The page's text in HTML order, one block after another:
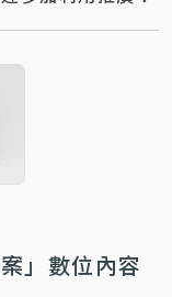
」數位內容